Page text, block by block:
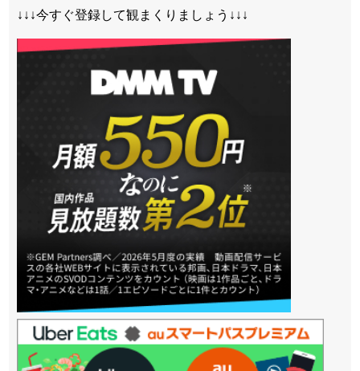
↓↓↓今すぐ登録して観まくりましょう↓↓↓